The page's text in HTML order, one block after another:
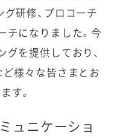
グ研修、プロコーチ
チになりました。今
グを提供しており、
ど様々な皆さまとお
す。
ュニケーショ